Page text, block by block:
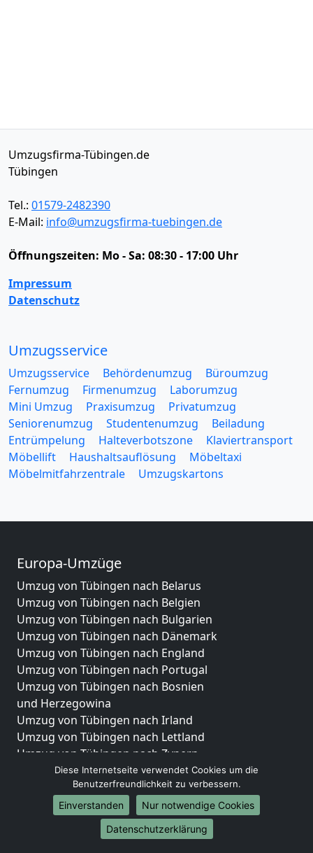
Umzugsfirma-Tübingen.de
Tübingen
Tel.: 01579-2482390
E-Mail: info@umzugsfirma-tuebingen.de
Öffnungszeiten: Mo - Sa: 08:30 - 17:00 Uhr
Impressum
Datenschutz
Umzugsservice
Umzugsservice Behördenumzug
Büroumzug
Fernumzug
Firmenumzug
Laborumzug
Mini Umzug
Praxisumzug
Privatumzug
Seniorenumzug
Studentenumzug
Beiladung
Entrümpelung
Halteverbotszone
Klaviertransport
Möbellift
Haushaltsauflösung
Möbeltaxi
Möbelmitfahrzentrale
Umzugskartons
Europa-Umzüge
Umzug von Tübingen nach Belarus
Umzug von Tübingen nach Belgien
Umzug von Tübingen nach Bulgarien
Umzug von Tübingen nach Dänemark
Umzug von Tübingen nach England
Umzug von Tübingen nach Portugal
Umzug von Tübingen nach Bosnien
und Herzegowina
Umzug von Tübingen nach Irland
Umzug von Tübingen nach Lettland
Umzug von Tübingen nach Zypern
Umzug von Tübingen nach Kroatien
Umzug von Tübingen nach Estland
Umzug von Tübingen nach Finnland
Umzug von Tübingen nach Frankreich
Umzug von Tübingen nach Griechenland
Diese Internetseite verwendet Cookies um die
Benutzerfreundlichkeit zu verbessern.
Einverstanden
Nur notwendige Cookies
Datenschutzerklärung